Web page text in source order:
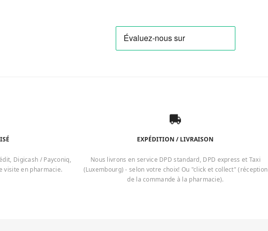
Digicash / Payconiq,
visite en pharmacie.
EXPÉDITION / LIVRAISON
Nous livrons en service DPD standard, DPD express et Taxi
(Luxembourg) - selon votre choix! Ou "click et collect" (réception
de la commande à la pharmacie).